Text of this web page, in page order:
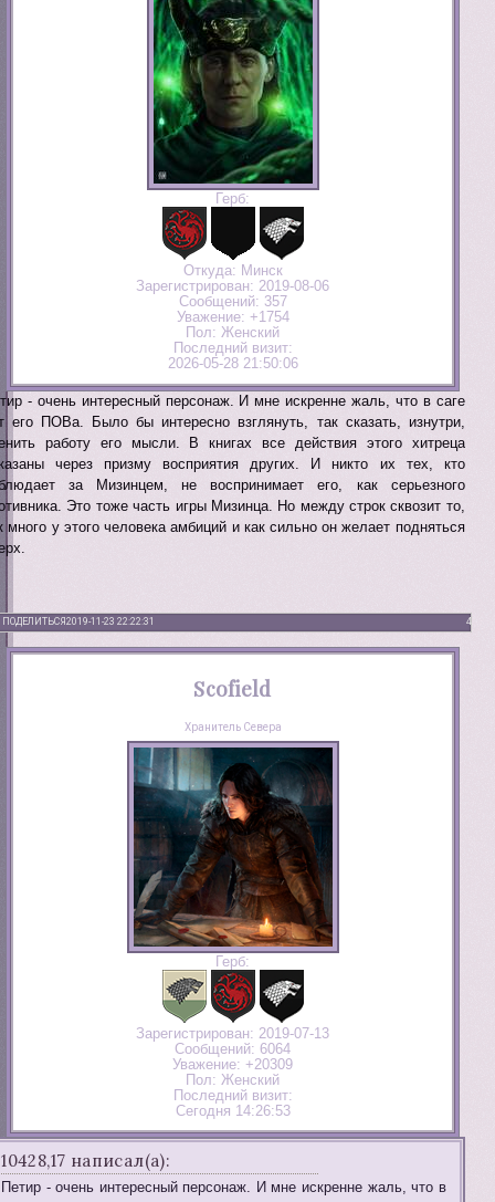
Герб:
Откуда: Минск
Зарегистрирован: 2019-08-06
Сообщений: 357
Уважение: +1754
Пол: Женский
Последний визит:
2026-05-28 21:50:06
- очень интересный персонаж. И мне искренне жаль, что в саге
его ПОВа. Было бы интересно взглянуть, так сказать, изнутри,
работу его мысли. В книгах все действия этого хитреца
через призму восприятия других. И никто их тех, кто
за Мизинцем, не воспринимает его, как серьезного
Это тоже часть игры Мизинца. Но между строк сквозит то,
много у этого человека амбиций и как сильно он желает подняться
ПОДЕЛИТЬСЯ 4
2019-11-23 22:22:31
Scofield
Хранитель Севера
Герб:
Зарегистрирован: 2019-07-13
Сообщений: 6064
Уважение: +20309
Пол: Женский
Последний визит:
Сегодня 14:26:53
10428,17 написал(а):
Петир - очень интересный персонаж. И мне искренне жаль, что в